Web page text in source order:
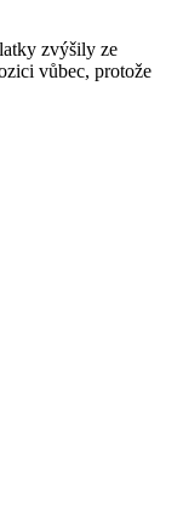
zvýšily ze
vůbec, protože